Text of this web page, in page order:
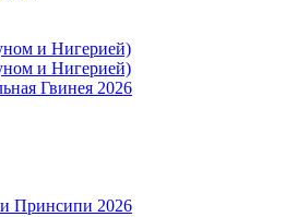
и Нигерией)
и Нигерией)
Гвинея 2026
Принсипи 2026